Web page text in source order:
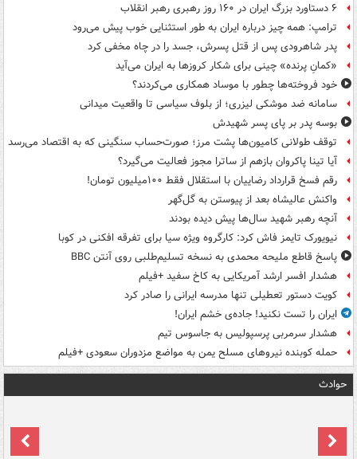
۶ دستاورد بزرگ ایران در ۱۶۰ روز رهبری رهبر انقلاب
ترامپ: همه چیز درباره ایران به طور استثنایی خوب پیش می‌رود
پدر شاهرودی پس از قتل پسرش، جسد را در چاه مخفی کرد
«کمانِ پرنده» چینی برای شکار کروزها به ایران می‌آید
خود فروخته‌ها چطور با موساد همکاری می‌کردند؟
سامانه ضد موشکی لیزری؛ از بلوف سیاسی تا واقعیت میدانی
بوسه‌ پدر بر پای پسر شهیدش
توقف طولانی کامیون‌ها پشت مرز؛ صورت‌حساب سنگینی که به اقتصاد می‌رسد
آیا تینا پاکروان بازهم از ساترا مجوز فعالیت می‌گیرد؟
رقم فسخ قرارداد رضاییان با استقلال فقط ۱۰۰میلیون تومان!
واکنش عالیشاه بعد از پیوستن به گل‌گهر
آنچه رهبر شهید سال‌ها پیش دیده بودند
نیویورک تایمز فاش کرد: کارگروه ویژه سیا برای تفرقه افکنی در کوبا
پاسخ قاطع ملیحه محمدی به نسخه تسلیم‌طلبی روی آنتن BBC
هشدار افسر ارشد آمریکایی به کاخ سفید +فیلم
کویت دستور تعطیلی تنها مدرسه ایرانی را صادر کرد
ایران را تست نکنید! جاده‌ی خشم ایران!
هشدار سرمربی پرسپولیس به جاسوس تیم
حمله کوبنده نیروهای مسلح یمن به مواضع مزدوران سعودی +فیلم
حوادث